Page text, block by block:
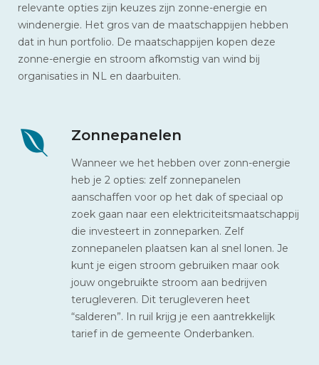
relevante opties zijn keuzes zijn zonne-energie en
windenergie. Het gros van de maatschappijen hebben
dat in hun portfolio. De maatschappijen kopen deze
zonne-energie en stroom afkomstig van wind bij
organisaties in NL en daarbuiten.
Zonnepanelen
Wanneer we het hebben over zonn-energie
heb je 2 opties: zelf zonnepanelen
aanschaffen voor op het dak of speciaal op
zoek gaan naar een elektriciteitsmaatschappij
die investeert in zonneparken. Zelf
zonnepanelen plaatsen kan al snel lonen. Je
kunt je eigen stroom gebruiken maar ook
jouw ongebruikte stroom aan bedrijven
terugleveren. Dit terugleveren heet
“salderen”. In ruil krijg je een aantrekkelijk
tarief in de gemeente Onderbanken.